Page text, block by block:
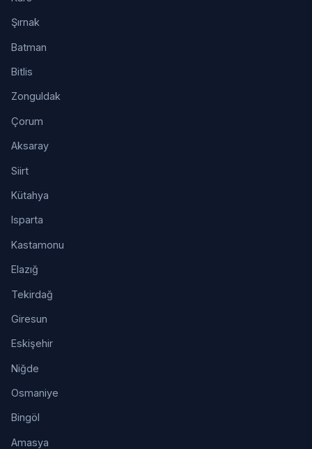
Şırnak
Batman
Bitlis
Zonguldak
Çorum
Aksaray
Siirt
Kütahya
Isparta
Kastamonu
Elazığ
Tekirdağ
Giresun
Eskişehir
Niğde
Osmaniye
Bingöl
Amasya